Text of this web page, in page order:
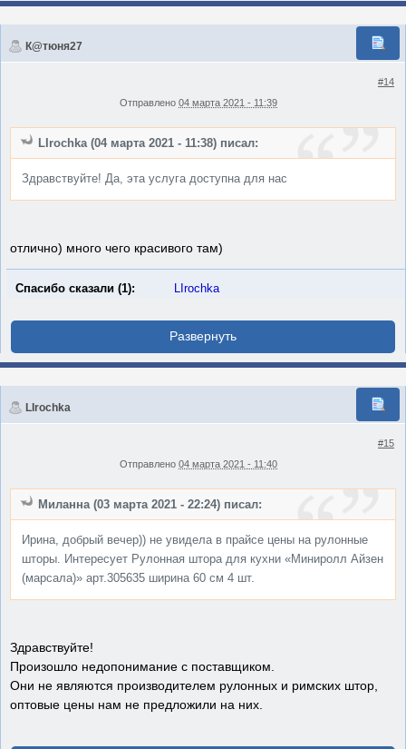
К@тюня27
#14
Отправлено 04 марта 2021 - 11:39
LIrochka (04 марта 2021 - 11:38) писал:
Здравствуйте! Да, эта услуга доступна для нас
отлично) много чего красивого там)
Спасибо сказали (1): LIrochka
LIrochka
#15
Отправлено 04 марта 2021 - 11:40
Миланна (03 марта 2021 - 22:24) писал:
Ирина, добрый вечер)) не увидела в прайсе цены на рулонные
шторы. Интересует Рулонная штора для кухни «Миниролл Айзен
(марсала)» арт.305635 ширина 60 см 4 шт.
Здравствуйте!
Произошло недопонимание с поставщиком.
Они не являются производителем рулонных и римских штор,
оптовые цены нам не предложили на них.